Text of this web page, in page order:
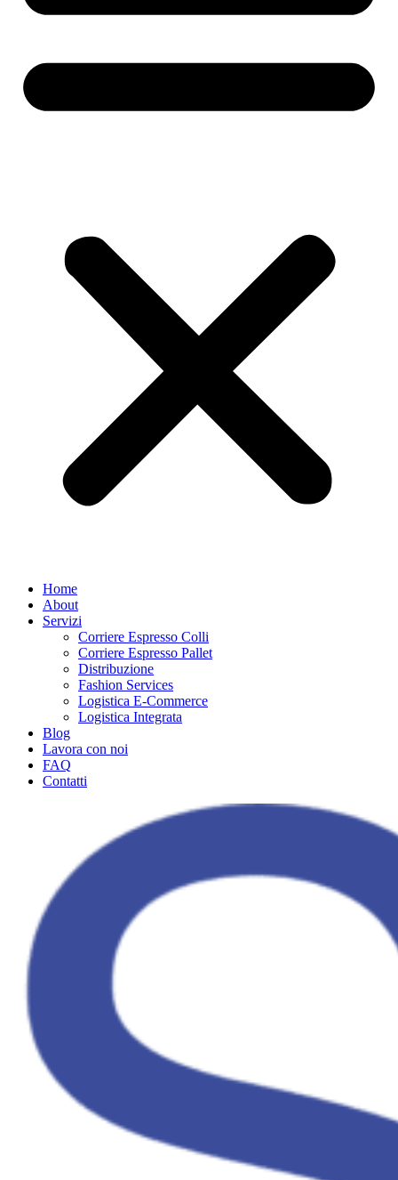
Home
About
Servizi
Corriere Espresso Colli
Corriere Espresso Pallet
Distribuzione
Fashion Services
Logistica E-Commerce
Logistica Integrata
Blog
Lavora con noi
FAQ
Contatti